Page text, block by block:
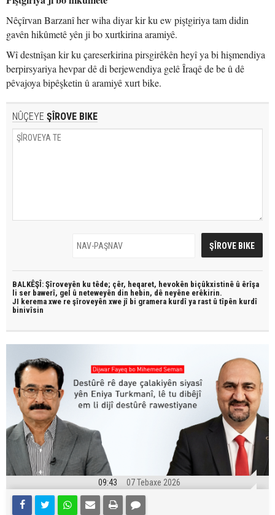
Nêçîrvan Barzanî her wiha diyar kir ku ew piştgiriya tam didin
gavên hikûmetê yên ji bo xurtkirina aramiyê.
Wî destnîşan kir ku çareserkirina pirsgirêkên heyî ya bi hişmendiya
berpirsyariya hevpar dê di berjewendiya gelê Îraqê de be û dê
pêvajoya bipêşketin û aramiyê xurt bike.
NÛÇEYE ŞÎROVE BIKE
BALKÊŞÎ: Şîroveyên ku têde; çêr, heqaret, hevokên biçûkxistinê û êrîşa
li ser bawerî, gel û neteweyên din hebin, dê neyêne erêkirin.
JI kerema xwe re şîroveyên xwe jî bi gramera kurdî ya rast û tîpên kurdî
binivîsin
09:43 07 Tebaxe 2026